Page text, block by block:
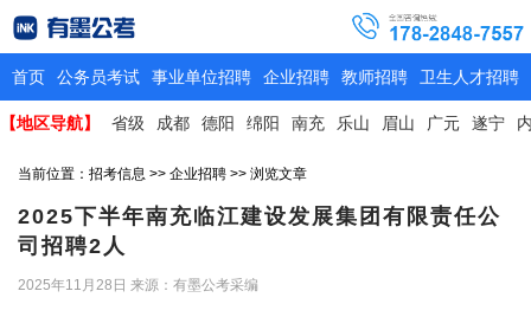
首页 公务员考试 事业单位招聘 企业招聘 教师招聘 卫生人才招聘
【地区导航】 省级 成都 德阳 绵阳 南充 乐山 眉山 广元 遂宁
当前位置： 招考信息 >> 企业招聘 >> 浏览文章
2025下半年南充临江建设发展集团有限责任公
司招聘2人
2025年11月28日 来源：有墨公考采编